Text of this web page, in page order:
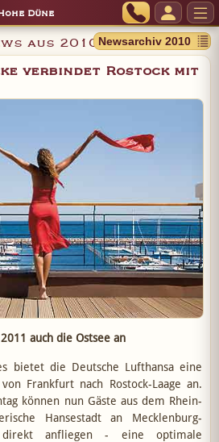
Düne
aus 2010
verbindet Rostock mit
auch die Ostsee an
bietet die Deutsche Lufthansa eine
Frankfurt nach Rostock-Laage an.
können nun Gäste aus dem Rhein-
Hansestadt an Mecklenburg-
direkt anfliegen - eine optimale